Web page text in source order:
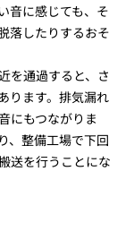
音に感じても、そ
落したりするおそ
を通過すると、さ
ります。排気漏れ
にもつながりま
、整備工場で下回
送を行うことにな